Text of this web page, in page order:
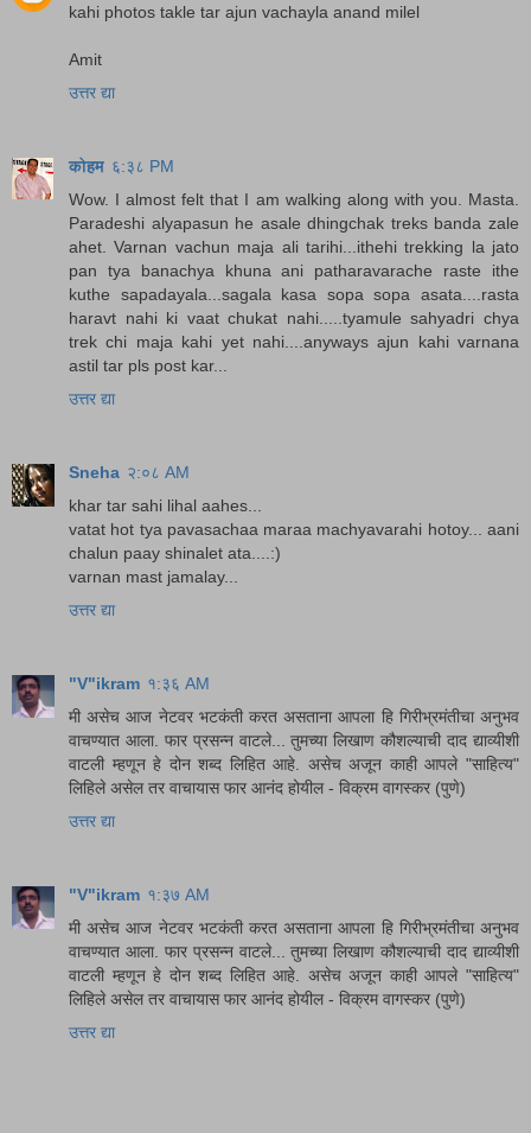
kahi photos takle tar ajun vachayla anand milel
Amit
उत्तर द्या
कोहम ६:३८ PM
Wow. I almost felt that I am walking along with you. Masta.
Paradeshi alyapasun he asale dhingchak treks banda zale
ahet. Varnan vachun maja ali tarihi...ithehi trekking la jato
pan tya banachya khuna ani patharavarache raste ithe
kuthe sapadayala...sagala kasa sopa sopa asata....rasta
haravt nahi ki vaat chukat nahi.....tyamule sahyadri chya
trek chi maja kahi yet nahi....anyways ajun kahi varnana
astil tar pls post kar...
उत्तर द्या
Sneha २:०८ AM
khar tar sahi lihal aahes...
vatat hot tya pavasachaa maraa machyavarahi hotoy... aani
chalun paay shinalet ata....:)
varnan mast jamalay...
उत्तर द्या
"V"ikram १:३६ AM
मी असेच आज नेटवर भटकंती करत असताना आपला हि गिरीभ्रमंतीचा अनुभव
वाचण्यात आला. फार प्रसन्न वाटले... तुमच्या लिखाण कौशल्याची दाद द्याव्यीशी
वाटली म्हणून हे दोन शब्द लिहित आहे. असेच अजून काही आपले "साहित्य"
लिहिले असेल तर वाचायास फार आनंद होयील - विक्रम वागस्कर (पुणे)
उत्तर द्या
"V"ikram १:३७ AM
मी असेच आज नेटवर भटकंती करत असताना आपला हि गिरीभ्रमंतीचा अनुभव
वाचण्यात आला. फार प्रसन्न वाटले... तुमच्या लिखाण कौशल्याची दाद द्याव्यीशी
वाटली म्हणून हे दोन शब्द लिहित आहे. असेच अजून काही आपले "साहित्य"
लिहिले असेल तर वाचायास फार आनंद होयील - विक्रम वागस्कर (पुणे)
उत्तर द्या